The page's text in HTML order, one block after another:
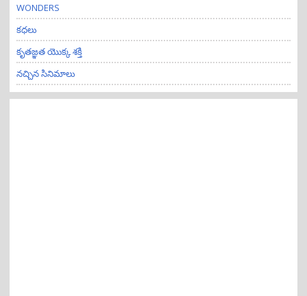
WONDERS
కధలు
కృతజ్ఞత యొక్క శక్తి
నచ్చిన సినిమాలు